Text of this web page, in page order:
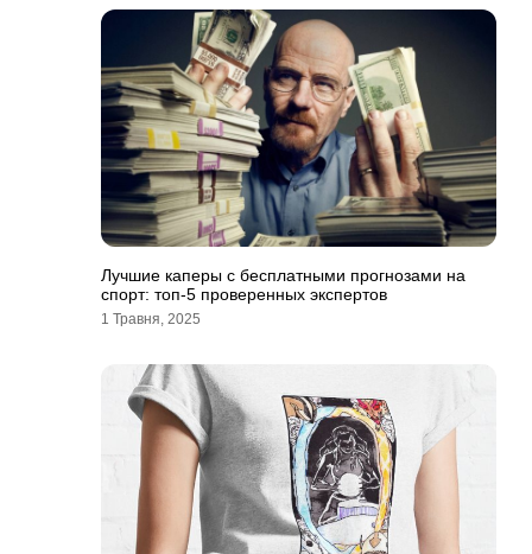
Лучшие каперы с бесплатными прогнозами на
спорт: топ-5 проверенных экспертов
1 Травня, 2025